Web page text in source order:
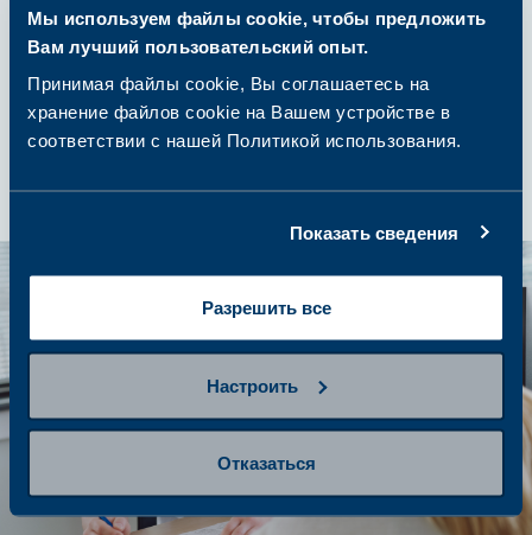
Мы используем файлы cookie, чтобы предложить
Вам лучший пользовательский опыт.
Принимая файлы cookie, Вы соглашаетесь на
хранение файлов cookie на Вашем устройстве в
соответствии с нашей Политикой использования.
Показать сведения
Разрешить все
Настроить
Отказаться
шаг 4
Получение результатов и
дальнейшие действия